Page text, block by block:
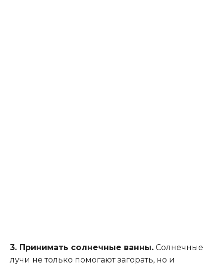
3. Принимать солнечные ванны. Солнечные
лучи не только помогают загорать, но и